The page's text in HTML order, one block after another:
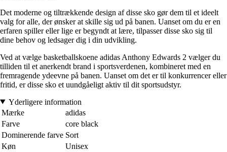
Det moderne og tiltrækkende design af disse sko gør dem til et ideelt
valg for alle, der ønsker at skille sig ud på banen. Uanset om du er en
erfaren spiller eller lige er begyndt at lære, tilpasser disse sko sig til
dine behov og ledsager dig i din udvikling.
Ved at vælge basketballskoene adidas Anthony Edwards 2 vælger du
tilliden til et anerkendt brand i sportsverdenen, kombineret med en
fremragende ydeevne på banen. Uanset om det er til konkurrencer eller
fritid, er disse sko et uundgåeligt aktiv til dit sportsudstyr.
Yderligere information
Mærke
adidas
Farve
core black
Dominerende farve Sort
Køn
Unisex